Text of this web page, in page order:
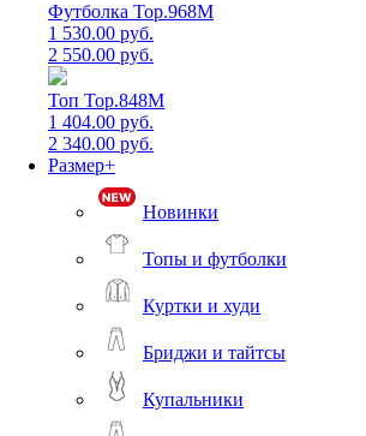
Футболка Top.968M
1 530.00 руб.
2 550.00 руб.
Топ Top.848M
1 404.00 руб.
2 340.00 руб.
Размер+
Новинки
Топы и футболки
Куртки и худи
Бриджи и тайтсы
Купальники